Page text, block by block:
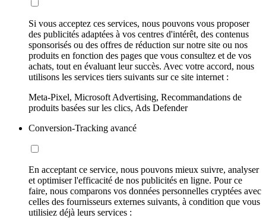
Si vous acceptez ces services, nous pouvons vous proposer
des publicités adaptées à vos centres d'intérêt, des contenus
sponsorisés ou des offres de réduction sur notre site ou nos
produits en fonction des pages que vous consultez et de vos
achats, tout en évaluant leur succès. Avec votre accord, nous
utilisons les services tiers suivants sur ce site internet :
Meta-Pixel, Microsoft Advertising, Recommandations de
produits basées sur les clics, Ads Defender
Conversion-Tracking avancé
En acceptant ce service, nous pouvons mieux suivre, analyser
et optimiser l'efficacité de nos publicités en ligne. Pour ce
faire, nous comparons vos données personnelles cryptées avec
celles des fournisseurs externes suivants, à condition que vous
utilisiez déjà leurs services :